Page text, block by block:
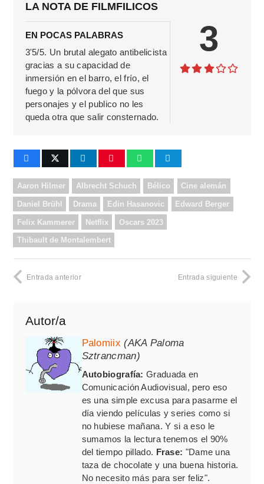
LA NOTA DE FILMFILICOS
EN POCAS PALABRAS
3'5/5. Un brutal alegato antibelicista
gracias a su capacidad de
inmersión en el barro, el frío, el
fuego y la pólvora del que sus
personajes y el publico no les
queda otra que salir consternado.
3
Aaron Hilmer Albrecht Schuch Bélico Cine alemán
Daniel Brühl Drama Edin Hasanovic Edward Berger
Felix Kammerer Netflix Oscars 2023
Thibault de Montalembert
Entrada anterior Entrada siguiente
Autor/a
Palomiix (AKA Paloma
Sztrancman)
Autobiografía: Graduada en
Comunicación Audiovisual, pero eso
es una simple excusa para pasarme el
día viendo películas y series como si
no hubiese mañana. Y si a eso le
sumamos la lectura tenemos el 90%
del tiempo pillado. Frase: "Dame una
taza de chocolate y una buena historia.
No necesito más para ser feliz".